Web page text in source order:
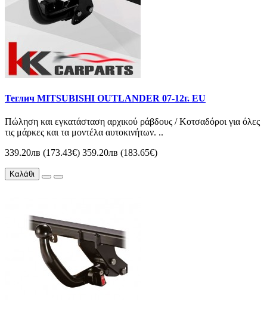
Теглич MITSUBISHI OUTLANDER 07-12г. EU
Πώληση και εγκατάσταση αρχικού ράβδους / Κοτσαδόροι για όλες
τις μάρκες και τα μοντέλα αυτοκινήτων. ..
339.20лв (173.43€) 359.20лв (183.65€)
Καλάθι